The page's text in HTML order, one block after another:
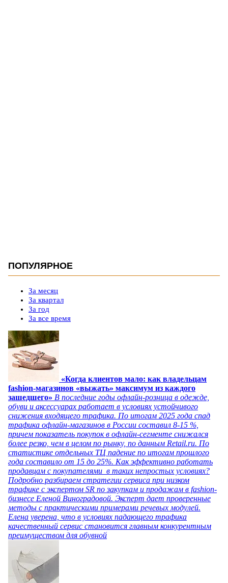
ПОПУЛЯРНОЕ
За месяц
За квартал
За год
За все время
«Когда клиентов мало: как владельцам
fashion-магазинов «выжать» максимум из каждого
зашедшего» В последние годы офлайн-розница в одежде,
обуви и аксессуарах работает в условиях устойчивого
снижения входящего трафика. По итогам 2025 года спад
трафика офлайн-магазинов в России составил 8-15 %,
причем показатель покупок в офлайн-сегменте снижался
более резко, чем в целом по рынку, по данным Retail.ru. По
статистике отдельных ТЦ падение по итогам прошлого
года составило от 15 до 25%. Как эффективно работать
продавцам с покупателями в таких непростых условиях?
Подробно разбираем стратегии сервиса при низком
трафике с экспертом SR по закупкам и продажам в fashion-
бизнесе Еленой Виноградовой. Эксперт дает проверенные
методы с практическими примерами речевых модулей.
Елена уверена, что в условиях падающего трафика
качественный сервис становится главным конкурентным
преимуществом для обувной